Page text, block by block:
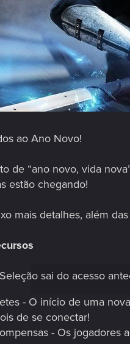
ao Ano Novo!
de “ano novo, vida
estão chegando!
mais detalhes, além
sai do acesso
- O início de uma
de se conectar!
- Os jogadores